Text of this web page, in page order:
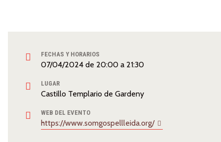
FECHAS Y HORARIOS
07/04/2024 de 20:00 a 21:30
LUGAR
Castillo Templario de Gardeny
WEB DEL EVENTO
https://www.somgospellleida.org/